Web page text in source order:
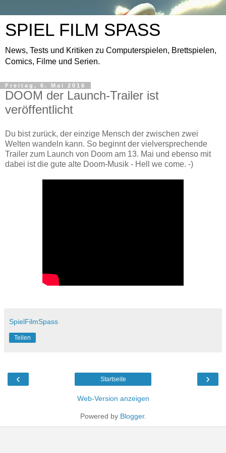
SPIEL FILM SPASS
News, Tests und Kritiken zu Computerspielen, Brettspielen,
Comics, Filme und Serien.
Freitag, 6. Mai 2016
DOOM der Launch-Trailer ist
veröffentlicht
Du bist zurück, der einzige Mensch der zwischen zwei
Welten wandeln kann. So beginnt der vielversprechende
Trailer zum Launch von Doom am 13. Mai und ebenso mit
dabei ist die gute alte Doom-Musik - Hell we come. -)
SpielFilmSpass
Teilen
‹ ›
Startseite
Web-Version anzeigen
Powered by Blogger.